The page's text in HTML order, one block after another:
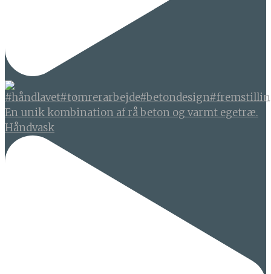
En unik kombination af rå beton og varmt egetræ.
Håndvask